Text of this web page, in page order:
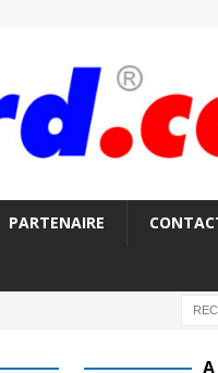
PARTENAIRE